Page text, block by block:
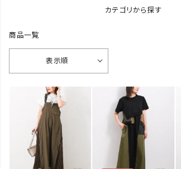
カテゴリから探す
商品一覧
表示順